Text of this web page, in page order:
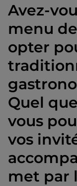
Avez-
menu
opter
Quel
vous
vos
met par